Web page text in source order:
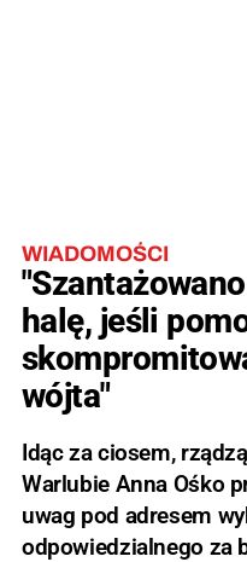
WIADOMOŚCI
halę, jeśli
wójta"
Idąc za ciosem,
Warlubie Anna Ośko
uwag pod adresem
odpowiedzialnego za